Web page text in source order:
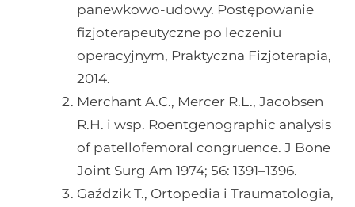
panewkowo-udowy. Postępowanie
fizjoterapeutyczne po leczeniu
operacyjnym, Praktyczna Fizjoterapia,
2014.
Merchant A.C., Mercer R.L., Jacobsen
R.H. i wsp. Roentgenographic analysis
of patellofemoral congruence. J Bone
Joint Surg Am 1974; 56: 1391–1396.
Gaździk T., Ortopedia i Traumatologia,